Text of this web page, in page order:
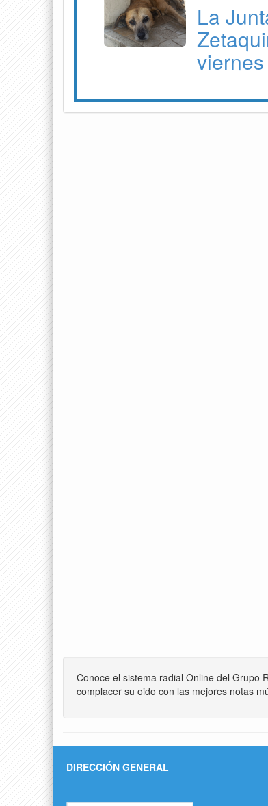
La
viernes
Conoce el sistema radial Online del Grupo
complacer su oido con las mejores notas
DIRECCIÓN GENERAL